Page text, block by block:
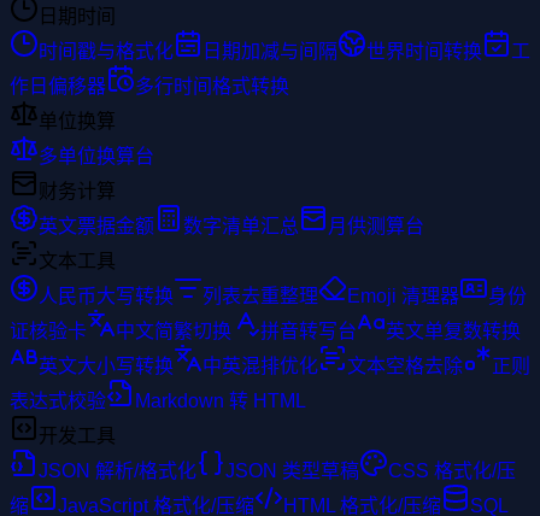
日期时间
时间戳与格式化
日期加减与间隔 世界时间转换
工
作日偏移器
多行时间格式转换
单位换算
多单位换算台
财务计算
英文票据金额
数字清单汇总
月供测算台
文本工具
人民币大写转换
列表去重整理 Emoji 清理器
身份
证核验卡
中文简繁切换 拼音转写台
英文单复数转换
英文大小写转换
中英混排优化 文本空格去除
正则
表达式校验
Markdown 转 HTML
开发工具
JSON 解析/格式化
JSON 类型草稿
CSS 格式化/压
缩
JavaScript 格式化/压缩 HTML 格式化/压缩
SQL